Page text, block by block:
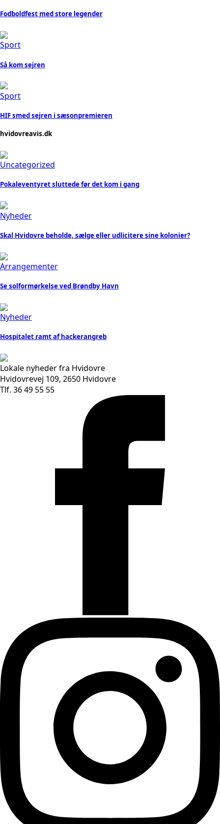
Fodboldfest med store legender
Sport
Så kom sejren
Sport
HIF smed sejren i sæsonpremieren
hvidovreavis.dk
Uncategorized
Pokaleventyret sluttede før det kom i gang
Nyheder
Skal Hvidovre beholde, sælge eller udlicitere sine kolonier?
Arrangementer
Se solformørkelse ved Brøndby Havn
Nyheder
Hospitalet ramt af hackerangreb
Lokale nyheder fra Hvidovre
Hvidovrevej 109, 2650 Hvidovre
Tlf. 36 49 55 55